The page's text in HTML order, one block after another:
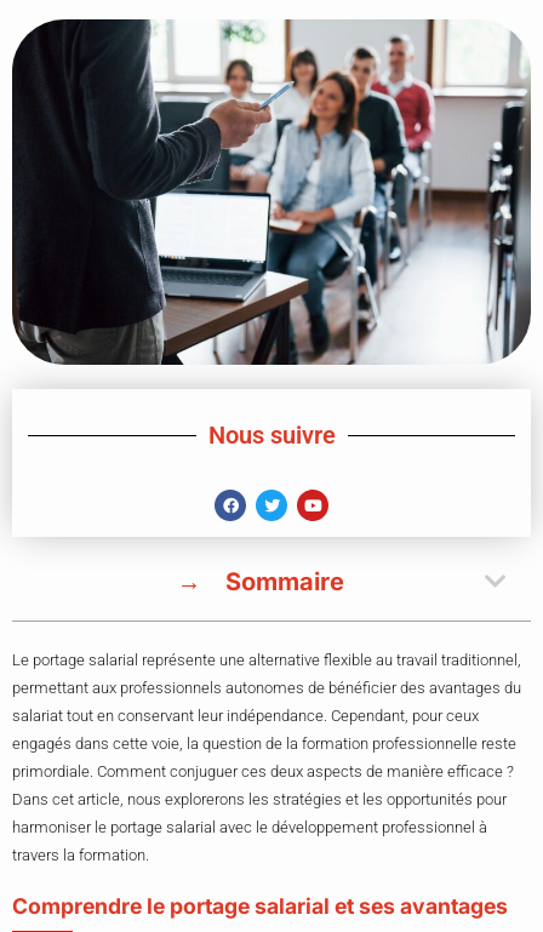
Nous suivre
Sommaire
Le portage salarial représente une alternative flexible au travail traditionnel,
permettant aux professionnels autonomes de bénéficier des avantages du
salariat tout en conservant leur indépendance. Cependant, pour ceux
engagés dans cette voie, la question de la formation professionnelle reste
primordiale. Comment conjuguer ces deux aspects de manière efficace ?
Dans cet article, nous explorerons les stratégies et les opportunités pour
harmoniser le portage salarial avec le développement professionnel à
travers la formation.
Comprendre le portage salarial et ses avantages